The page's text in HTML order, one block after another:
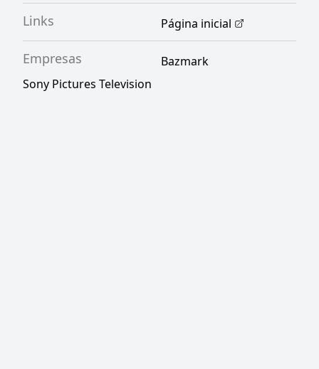
Links Página inicial
Empresas
Bazmark
Sony Pictures Television